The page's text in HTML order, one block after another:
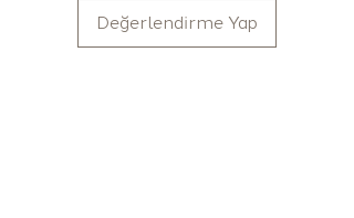
Değerlendirme Yap